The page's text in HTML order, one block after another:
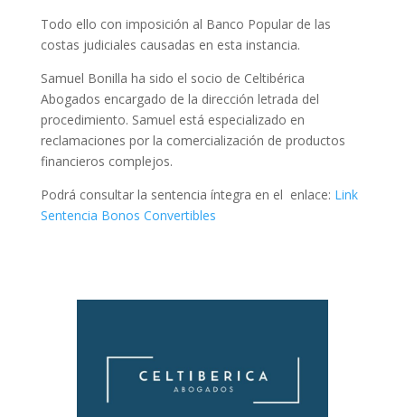
Todo ello con imposición al Banco Popular de las
costas judiciales causadas en esta instancia.
Samuel Bonilla ha sido el socio de Celtibérica
Abogados encargado de la dirección letrada del
procedimiento. Samuel está especializado en
reclamaciones por la comercialización de productos
financieros complejos.
Podrá consultar la sentencia íntegra en el enlace: Link
Sentencia Bonos Convertibles